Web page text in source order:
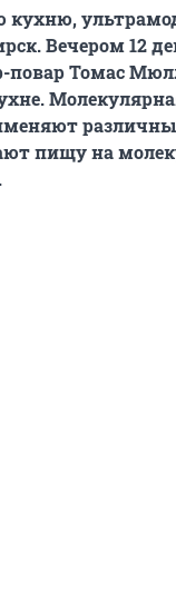
Вечером 12
повар Томас
пищу на